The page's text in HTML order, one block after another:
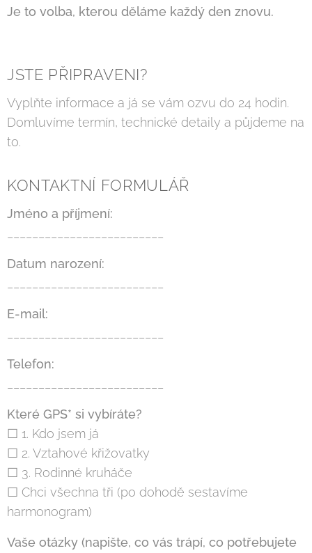
Je to volba, kterou děláme každý den znovu.
JSTE PŘIPRAVENI?
Vyplňte informace a já se vám ozvu do 24 hodin.
Domluvíme termín, technické detaily a půjdeme na
to.
KONTAKTNÍ FORMULÁŘ
Jméno a příjmení:
Datum narození:
E-mail:
Telefon:
Které GPS* si vybíráte?
☐ 1. Kdo jsem já
☐ 2. Vztahové křižovatky
☐ 3. Rodinné kruháče
☐ Chci všechna tři (po dohodě sestavíme
harmonogram)
Vaše otázky (napište, co vás trápí, co potřebujete